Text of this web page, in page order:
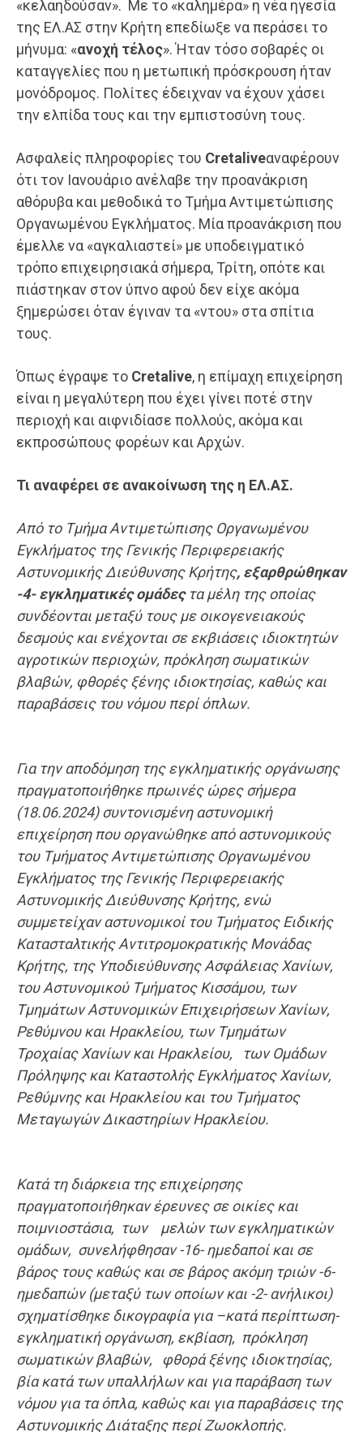
«κελαηδούσαν». Με το «καλημέρα» η νέα ηγεσία
της ΕΛ.ΑΣ στην Κρήτη επεδίωξε να περάσει το
μήνυμα: «ανοχή τέλος». Ήταν τόσο σοβαρές οι
καταγγελίες που η μετωπική πρόσκρουση ήταν
μονόδρομος. Πολίτες έδειχναν να έχουν χάσει
την ελπίδα τους και την εμπιστοσύνη τους.
Ασφαλείς πληροφορίες του Cretaliveαναφέρουν
ότι τον Ιανουάριο ανέλαβε την προανάκριση
αθόρυβα και μεθοδικά το Τμήμα Αντιμετώπισης
Οργανωμένου Εγκλήματος. Μία προανάκριση που
έμελλε να «αγκαλιαστεί» με υποδειγματικό
τρόπο επιχειρησιακά σήμερα, Τρίτη, οπότε και
πιάστηκαν στον ύπνο αφού δεν είχε ακόμα
ξημερώσει όταν έγιναν τα «ντου» στα σπίτια
τους.
Όπως έγραψε το Cretalive, η επίμαχη επιχείρηση
είναι η μεγαλύτερη που έχει γίνει ποτέ στην
περιοχή και αιφνιδίασε πολλούς, ακόμα και
εκπροσώπους φορέων και Αρχών.
Τι αναφέρει σε ανακοίνωση της η ΕΛ.ΑΣ.
Από το Τμήμα Αντιμετώπισης Οργανωμένου
Εγκλήματος της Γενικής Περιφερειακής
Αστυνομικής Διεύθυνσης Κρήτης, εξαρθρώθηκαν
-4- εγκληματικές ομάδεςτα μέλη της οποίας
συνδέονται μεταξύ τους με οικογενειακούς
δεσμούς και ενέχονται σε εκβιάσεις ιδιοκτητών
αγροτικών περιοχών, πρόκληση σωματικών
βλαβών, φθορές ξένης ιδιοκτησίας, καθώς και
παραβάσεις του νόμου περί όπλων.
Για την αποδόμηση της εγκληματικής οργάνωσης
πραγματοποιήθηκε πρωινές ώρες σήμερα
(18.06.2024) συντονισμένη αστυνομική
επιχείρηση που οργανώθηκε από αστυνομικούς
του Τμήματος Αντιμετώπισης Οργανωμένου
Εγκλήματος της Γενικής Περιφερειακής
Αστυνομικής Διεύθυνσης Κρήτης, ενώ
συμμετείχαν αστυνομικοί του Τμήματος Ειδικής
Κατασταλτικής Αντιτρομοκρατικής Μονάδας
Κρήτης, της Υποδιεύθυνσης Ασφάλειας Χανίων,
του Αστυνομικού Τμήματος Κισσάμου, των
Τμημάτων Αστυνομικών Επιχειρήσεων Χανίων,
Ρεθύμνου και Ηρακλείου, των Τμημάτων
Τροχαίας Χανίων και Ηρακλείου, των Ομάδων
Πρόληψης και Καταστολής Εγκλήματος Χανίων,
Ρεθύμνης και Ηρακλείου και του Τμήματος
Μεταγωγών Δικαστηρίων Ηρακλείου.
Κατά τη διάρκεια της επιχείρησης
πραγματοποιήθηκαν έρευνες σε οικίες και
ποιμνιοστάσια, των μελών των εγκληματικών
ομάδων, συνελήφθησαν -16- ημεδαποί και σε
βάρος τους καθώς και σε βάρος ακόμη τριών -6-
ημεδαπών (μεταξύ των οποίων και -2- ανήλικοι)
σχηματίσθηκε δικογραφία για –κατά περίπτωση-
εγκληματική οργάνωση, εκβίαση, πρόκληση
σωματικών βλαβών, φθορά ξένης ιδιοκτησίας,
βία κατά των υπαλλήλων και για παράβαση των
νόμου για τα όπλα, καθώς και για παραβάσεις της
Αστυνομικής Διάταξης περί Ζωοκλοπής.